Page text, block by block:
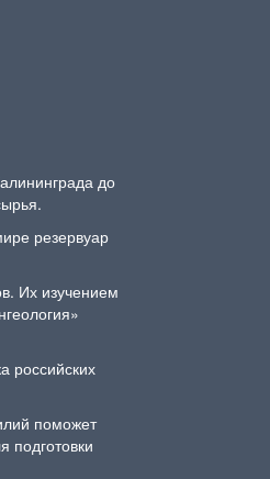
до
резервуар
Их изучением
российских
поможет
подготовки